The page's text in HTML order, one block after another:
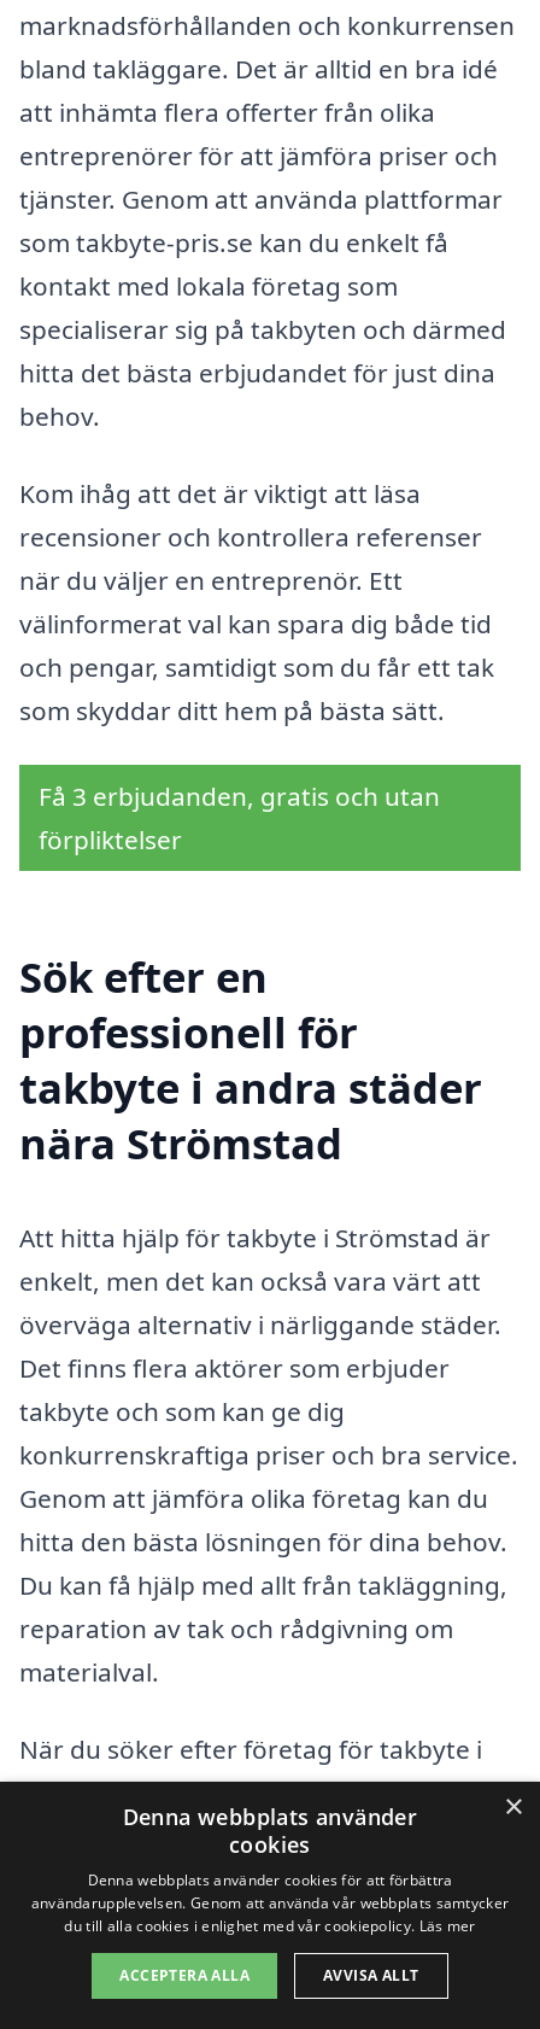
marknadsförhållanden och konkurrensen
bland takläggare. Det är alltid en bra idé
att inhämta flera offerter från olika
entreprenörer för att jämföra priser och
tjänster. Genom att använda plattformar
som takbyte-pris.se kan du enkelt få
kontakt med lokala företag som
specialiserar sig på takbyten och därmed
hitta det bästa erbjudandet för just dina
behov.
Kom ihåg att det är viktigt att läsa
recensioner och kontrollera referenser
när du väljer en entreprenör. Ett
välinformerat val kan spara dig både tid
och pengar, samtidigt som du får ett tak
som skyddar ditt hem på bästa sätt.
Få 3 erbjudanden, gratis och utan
förpliktelser
Sök efter en
professionell för
takbyte i andra städer
nära Strömstad
Att hitta hjälp för takbyte i Strömstad är
enkelt, men det kan också vara värt att
överväga alternativ i närliggande städer.
Det finns flera aktörer som erbjuder
takbyte och som kan ge dig
konkurrenskraftiga priser och bra service.
Genom att jämföra olika företag kan du
hitta den bästa lösningen för dina behov.
Du kan få hjälp med allt från takläggning,
reparation av tak och rådgivning om
materialval.
När du söker efter företag för takbyte i
Strömstad eller dess omgivningar, kan du
även överväga att kontakta företag i
dessa städer:
Töreboda
×
Denna webbplats använder
cookies
Denna webbplats använder cookies för att förbättra
användarupplevelsen. Genom att använda vår webbplats samtycker
du till alla cookies i enlighet med vår cookiepolicy. Läs mer
ACCEPTERA ALLA AVVISA ALLT